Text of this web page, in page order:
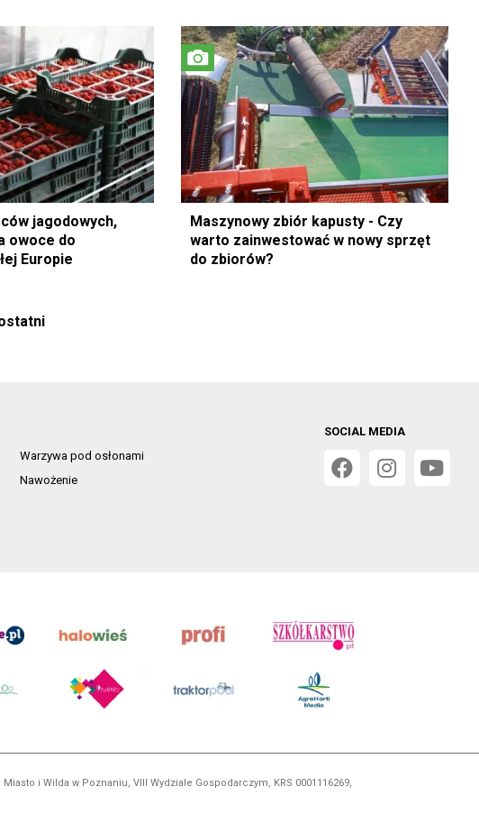
jagodowych,
owoce do
Europie
Maszynowy zbiór kapusty - Czy
warto zainwestować w nowy sprzęt
do zbiorów?
Warzywa pod osłonami
Nawożenie
SOCIAL MEDIA
i Wilda w Poznaniu, VIII Wydziale Gospodarczym, KRS 0001116269,